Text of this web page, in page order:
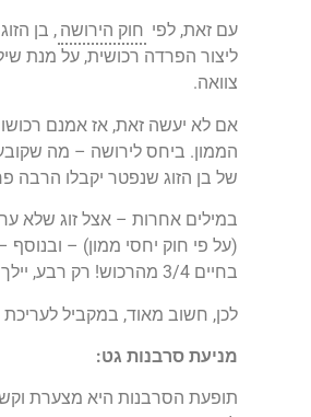
עם זאת, לפי חוק הירושה , בן
צוואה.
אם לא יעשה זאת, אז אמנם רכושו
הממון. ביחס לירושה – מה
של בן הזוג שנפטר יקבלו הרבה
במילים אחרות – אצל זוג שלא
(על פי חוק יחסי ממון) –
בחיים 3/4 מהרכוש! רק רבע, יילך לילדיו הנפרדים של בן הזוג שנפטר. אם זו לא הייתה הכוונה – חבל.
לכן, חשוב מאוד, במקביל
מניעת סרבנות גט:
תופעת הסרבנות היא מצערת